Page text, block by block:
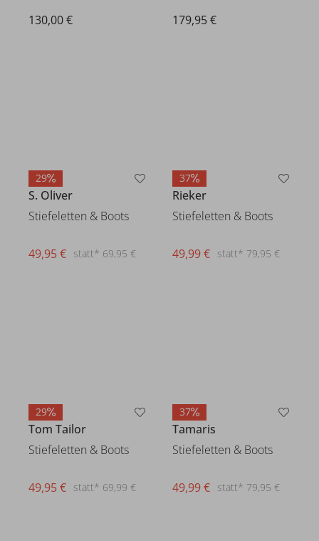
130,00 € 179,95 €
29
S. Oliver
Stiefeletten & Boots
statt* 69,95 €
49,95 €
37
Rieker
Stiefeletten & Boots
statt* 79,95 €
49,99 €
29
Tom Tailor
Stiefeletten & Boots
statt* 69,99 €
49,95 €
37
Tamaris
Stiefeletten & Boots
statt* 79,95 €
49,99 €